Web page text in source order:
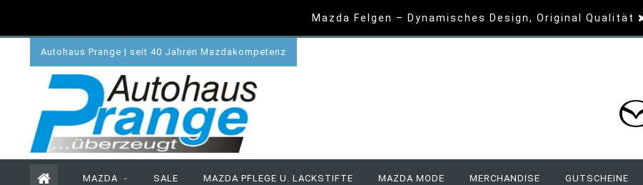
Mazda Felgen – Dynamisches Design, Original Qualität
Autohaus Prange | seit 40 Jahren Mazdakompetenz
MAZDA SALE MAZDA PFLEGE U. LACKSTIFTE MAZDA MODE MERCHANDISE GUTSCHEINE